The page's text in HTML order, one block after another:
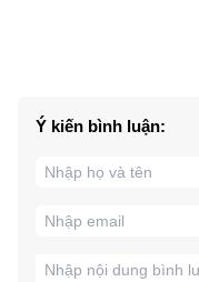
Ý kiến bình luận: